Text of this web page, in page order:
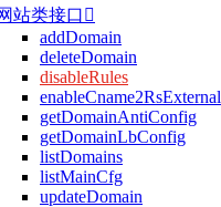
站类接口 
addDomain
deleteDomain
disableRules
enableCname2RsExternal
getDomainAntiConfig
getDomainLbConfig
listDomains
listMainCfg
updateDomain